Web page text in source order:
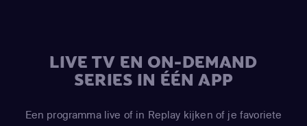
LIVE TV EN ON-DEMAND
SERIES IN ÉÉN APP
Een programma live of in Replay kijken of je favoriete